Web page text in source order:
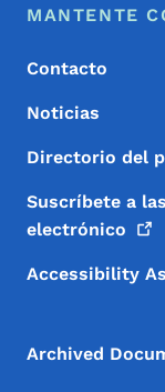
Menú de pie
Footer
MANTENTE
Contacto
Noticias
Directorio del
Suscríbete a
electrónico
Accessibility
Archived